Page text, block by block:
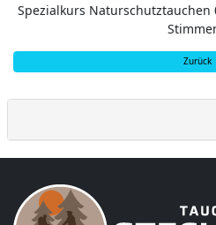
Spezialkurs Naturschutztauchen
Zurück